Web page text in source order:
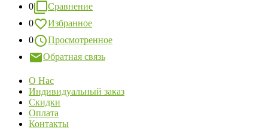
0
Сравнение
0
Избранное
0
Просмотренное
Обратная связь
О Нас
Индивидуальный заказ
Скидки
Оплата
Контакты